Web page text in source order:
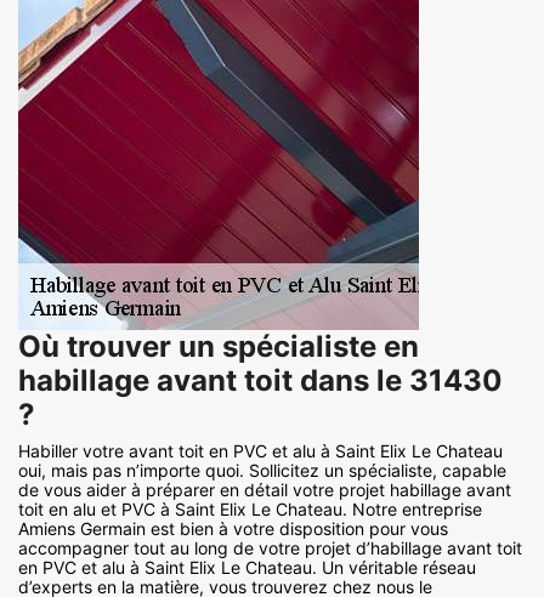
Où trouver un spécialiste en
habillage avant toit dans le 31430
?
Habiller votre avant toit en PVC et alu à Saint Elix Le Chateau
oui, mais pas n’importe quoi. Sollicitez un spécialiste, capable
de vous aider à préparer en détail votre projet habillage avant
toit en alu et PVC à Saint Elix Le Chateau. Notre entreprise
Amiens Germain est bien à votre disposition pour vous
accompagner tout au long de votre projet d’habillage avant toit
en PVC et alu à Saint Elix Le Chateau. Un véritable réseau
d’experts en la matière, vous trouverez chez nous le